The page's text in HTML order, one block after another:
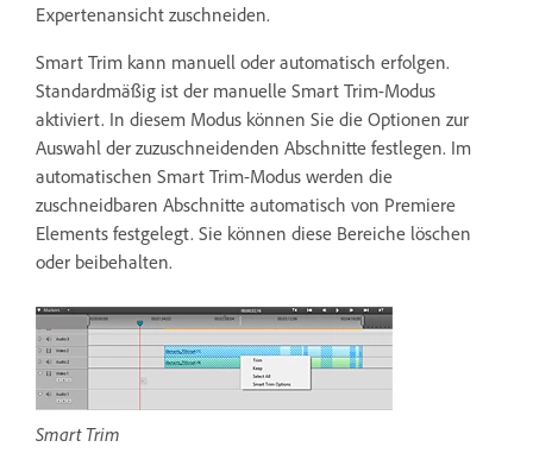
Expertenansicht zuschneiden.
Smart Trim kann manuell oder automatisch erfolgen.
Standardmäßig ist der manuelle Smart Trim-Modus
aktiviert. In diesem Modus können Sie die Optionen zur
Auswahl der zuzuschneidenden Abschnitte festlegen. Im
automatischen Smart Trim-Modus werden die
zuschneidbaren Abschnitte automatisch von Premiere
Elements festgelegt. Sie können diese Bereiche löschen
oder beibehalten.
Smart Trim